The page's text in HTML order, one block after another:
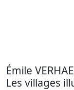
Émile
Les villages